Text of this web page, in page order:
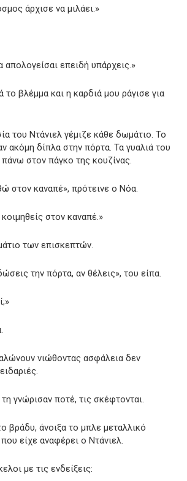
άρχισε να μιλάει.»
απολογείσαι επειδή υπάρχεις.»
βλέμμα και η καρδιά μου ράγισε για
του Ντάνιελ γέμιζε κάθε δωμάτιο. Το
ακόμη δίπλα στην πόρτα. Τα γυαλιά του
στον πάγκο της κουζίνας.
στον καναπέ», πρότεινε ο Νόα.
στον καναπέ.»
των επισκεπτών.
την πόρτα, αν θέλεις», του είπα.
νιώθοντας ασφάλεια δεν
γνώρισαν ποτέ, τις σκέφτονται.
βράδυ, άνοιξα το μπλε μεταλλικό
είχε αναφέρει ο Ντάνιελ.
με τις ενδείξεις: